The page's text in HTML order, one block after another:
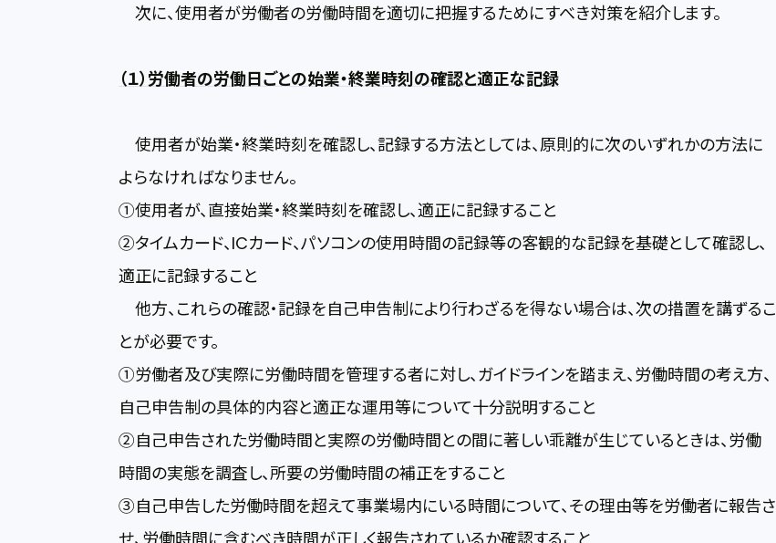
次に、使用者が労働者の労働時間を適切に把握するためにすべき対策を紹介します。
（１）労働者の労働日ごとの始業・終業時刻の確認と適正な記録
使用者が始業・終業時刻を確認し、記録する方法としては、原則的に次のいずれかの方法に
よらなければなりません。
①使用者が、直接始業・終業時刻を確認し、適正に記録すること
②タイムカード、ICカード、パソコンの使用時間の記録等の客観的な記録を基礎として確認し、
適正に記録すること
他方、これらの確認・記録を自己申告制により行わざるを得ない場合は、次の措置を講ずるこ
とが必要です。
①労働者及び実際に労働時間を管理する者に対し、ガイドラインを踏まえ、労働時間の考え方、
自己申告制の具体的内容と適正な運用等について十分説明すること
②自己申告された労働時間と実際の労働時間との間に著しい乖離が生じているときは、労働
時間の実態を調査し、所要の労働時間の補正をすること
③自己申告した労働時間を超えて事業場内にいる時間について、その理由等を労働者に報告さ